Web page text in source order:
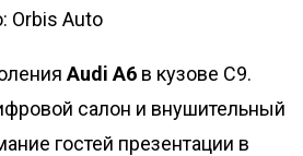
Orbis Auto
Audi A6 в кузове C9.
салон и внушительный
гостей презентации в